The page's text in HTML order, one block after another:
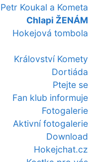
Petr Koukal a Kometa
Chlapi ŽENÁM
Hokejová tombola
Království Komety
Dortiáda
Ptejte se
Fan klub informuje
Fotogalerie
Aktivní fotogalerie
Download
Hokejchat.cz